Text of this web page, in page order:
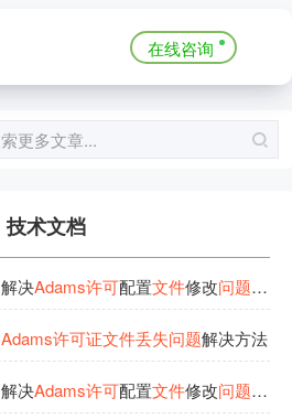
在线咨询
技术文档
解决Adams许可配置文件修改问题，
Adams许可证文件丢失问题解决方法
解决Adams许可配置文件修改问题，